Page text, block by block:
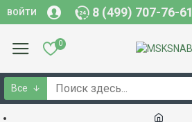
ВОЙТИ 8 (499) 707-76-61
0
Все